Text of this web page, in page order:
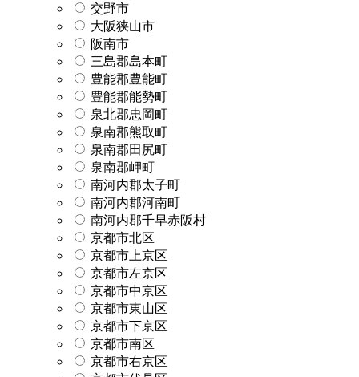
交野市
大阪狭山市
阪南市
三島郡島本町
豊能郡豊能町
豊能郡能勢町
泉北郡忠岡町
泉南郡熊取町
泉南郡田尻町
泉南郡岬町
南河内郡太子町
南河内郡河南町
南河内郡千早赤阪村
京都市北区
京都市上京区
京都市左京区
京都市中京区
京都市東山区
京都市下京区
京都市南区
京都市右京区